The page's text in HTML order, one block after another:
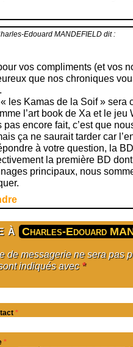
Edouard MANDEFIELD dit :
vos compliments (et vos
que nos chroniques
les Kamas de la Soif » sera
l’art book de Xa et le jeu
pas encore fait, c’est que
ça ne saurait tarder car
à votre question, la
la première BD
principaux, nous
à Charles-Edouard
de messagerie ne sera pas
indiqués avec *
*
*